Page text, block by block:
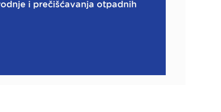
i prečišćavanja otpadnih